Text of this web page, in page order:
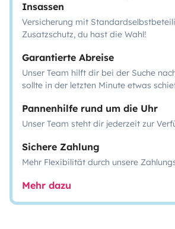
Insassen
Versicherung mit
Zusatzschutz, du hast die Wahl!
Garantierte Abreise
Unser Team hilft dir bei der Suche
sollte in der letzten Minute etwas
Pannenhilfe rund um die Uhr
Unser Team steht dir jederzeit zur
Sichere Zahlung
Mehr Flexibilität durch unsere
Mehr dazu